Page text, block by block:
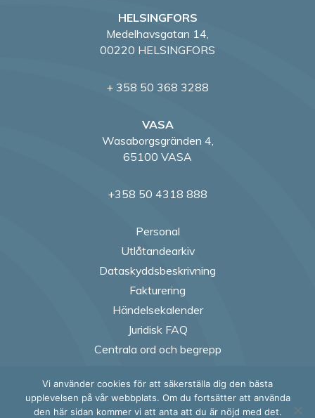
HELSINGFORS
Medelhavsgatan 14,
00220 HELSINGFORS
+ 358 50 368 3288
VASA
Wasaborgsgränden 4,
65100 VASA
+358 50 4318 888
Personal
Utlåtandearkiv
Dataskyddsbeskrivning
Fakturering
Händelsekalender
Juridisk FAQ
Centrala ord och begrepp
Follow us on
Follow us on
Follow
Vi använder cookies för att säkerställa dig den bästa
upplevelsen på vår webbplats. Om du fortsätter att använda
den här sidan kommer vi att anta att du är nöjd med det.